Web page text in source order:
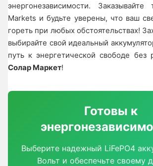
энергонезависимости.
Markets и будьте уверены, что ваш
гореть при любых обстоятельствах!
выбирайте свой идеальный
путь к энергетической свободе без
Солар Маркет!
Готовы к
Выберите надежный LiFePO4
Вольт и обеспечьте своему